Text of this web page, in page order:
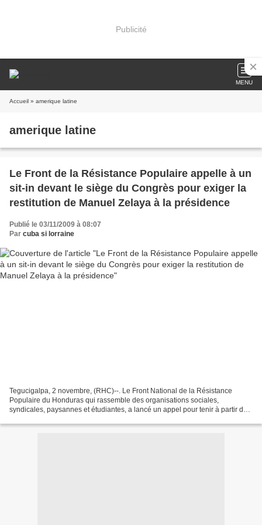
Publicité
MENU
Accueil » amerique latine
amerique latine
Le Front de la Résistance Populaire appelle à un
sit-in devant le siège du Congrès pour exiger la
restitution de Manuel Zelaya à la présidence
Publié le 03/11/2009 à 08:07
Par cuba si lorraine
Tegucigalpa, 2 novembre, (RHC)--. Le Front National de la Résistance
Populaire du Honduras qui rassemble des organisations sociales,
syndicales, paysannes et étudiantes, a lancé un appel pour tenir à partir de